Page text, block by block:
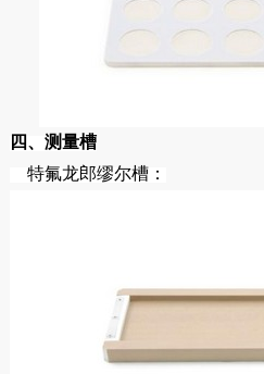
四、测量槽
特氟龙郎缪尔槽：